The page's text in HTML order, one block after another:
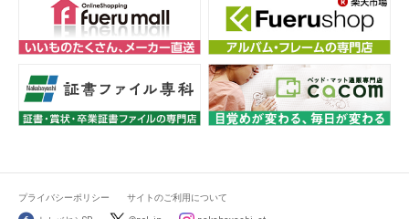
プライバシーポリシー サイトのご利用について